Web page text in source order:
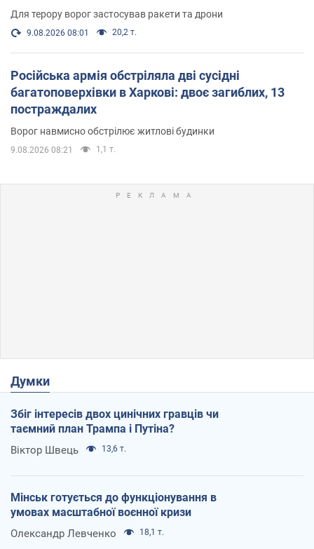
Для терору ворог застосував ракети та дрони
9.08.2026 08:01 20,2 т.
Російська армія обстріляла дві сусідні
багатоповерхівки в Харкові: двоє загиблих, 13
постраждалих
Ворог навмисно обстрілює житлові будинки
9.08.2026 08:21 1,1 т.
Думки
Збіг інтересів двох цинічних гравців чи
таємний план Трампа і Путіна?
Віктор Швець 13,6 т.
Мінськ готується до функціонування в
умовах масштабної воєнної кризи
Олександр Левченко 18,1 т.